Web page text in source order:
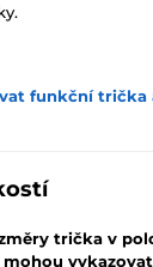
funkční trička
trička v